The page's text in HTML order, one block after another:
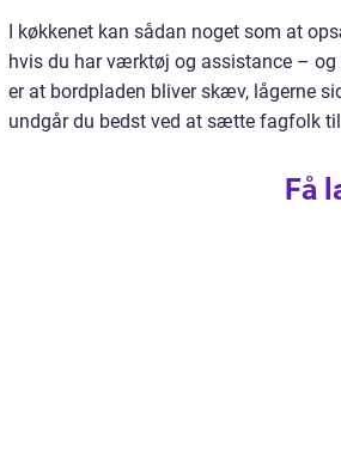
I køkkenet kan sådan noget som at
hvis du har værktøj og assistance –
er at bordpladen bliver skæv, lågerne
undgår du bedst ved at sætte fagfolk
Få